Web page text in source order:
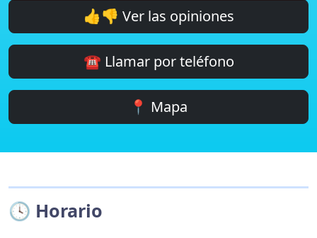
👍👎 Ver las opiniones
☎️ Llamar por teléfono
📍 Mapa
🕓 Horario